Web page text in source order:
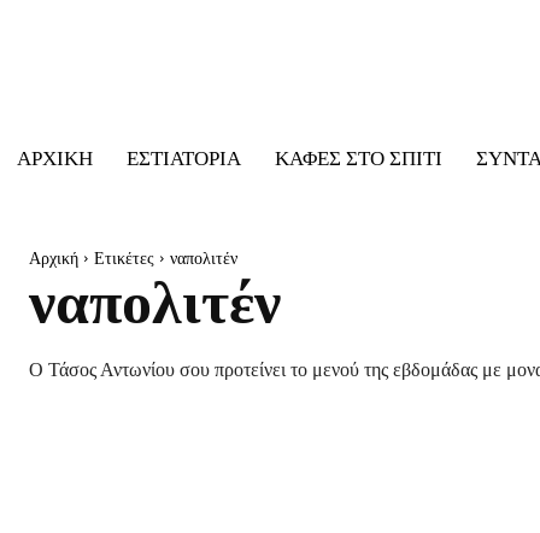
ΑΡΧΙΚΉ ΕΣΤΙΑΤΌΡΙΑ ΚΑΦΈΣ ΣΤΟ ΣΠΊΤΙ
Αρχική Ετικέτες ναπολιτέν
ναπολιτέν
Ο Τάσος Αντωνίου σου προτείνει το μενού της εβδομάδας με